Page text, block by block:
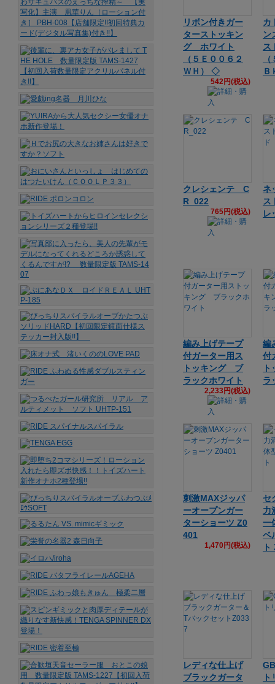
リボン付きガー
ターストッキン
グ ホワイト
（５Ｅ００６２
ＷＨ） ◇
542円(税込)
カ
ン
ス
Ｂ
クレシェンテ C
R_022
765円(税込)
ネ
レ
編み上げテープ
付ガーター用ス
トッキング ブ
ラックホワイト
2,233円(税込)
編
付
ラ
刺激MAXジッパ
ーオープンガー
ターショーツ Z0
401
1,470円(税込)
セ
力
一
ベ
レディな仕上げ
ブラックガータ